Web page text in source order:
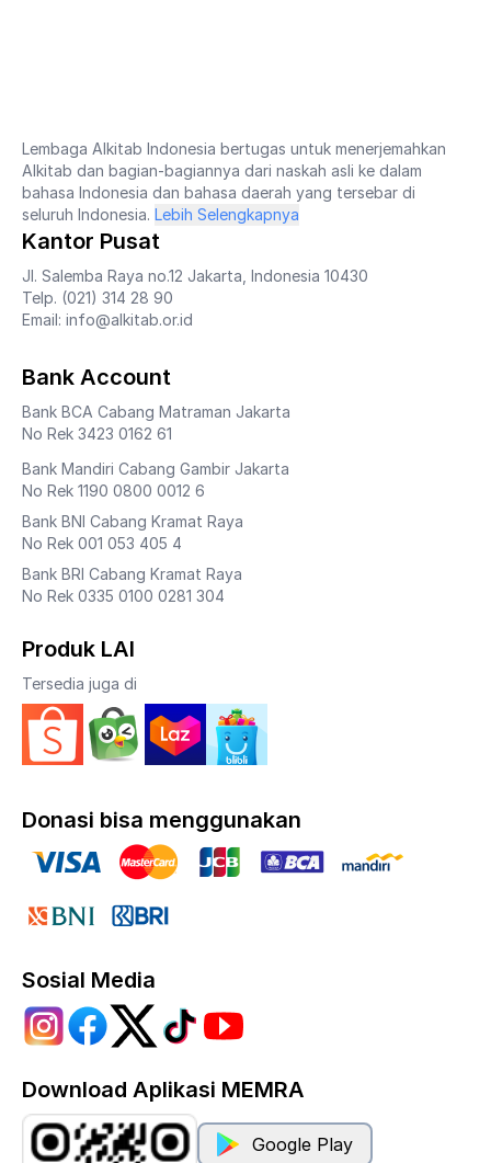
Lembaga Alkitab Indonesia bertugas untuk menerjemahkan
Alkitab dan bagian-bagiannya dari naskah asli ke dalam
bahasa Indonesia dan bahasa daerah yang tersebar di
seluruh Indonesia. Lebih Selengkapnya
Kantor Pusat
Jl. Salemba Raya no.12 Jakarta, Indonesia 10430
Telp. (021) 314 28 90
Email: info@alkitab.or.id
Bank Account
Bank BCA Cabang Matraman Jakarta
No Rek 3423 0162 61
Bank Mandiri Cabang Gambir Jakarta
No Rek 1190 0800 0012 6
Bank BNI Cabang Kramat Raya
No Rek 001 053 405 4
Bank BRI Cabang Kramat Raya
No Rek 0335 0100 0281 304
Produk LAI
Tersedia juga di
Donasi bisa menggunakan
Sosial Media
Download Aplikasi MEMRA
Google Play